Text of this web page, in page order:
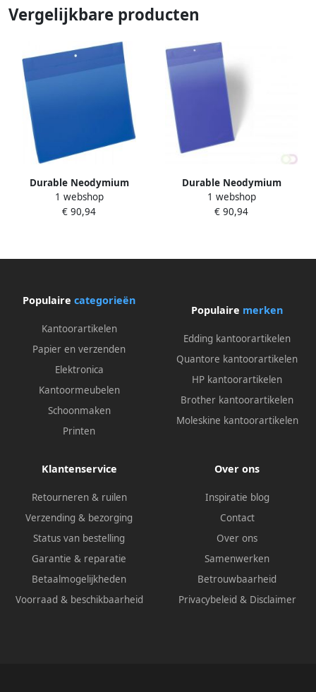
Vergelijkbare producten
Durable Neodymium
magnetische documenthoes
A4 liggend formaat
1 webshop
€ 90,94
Durable Neodymium
magnetische documenthoes
A4 staand formaat
1 webshop
€ 90,94
Populaire categorieën
Kantoorartikelen
Papier en verzenden
Elektronica
Kantoormeubelen
Schoonmaken
Printen
Populaire merken
Edding kantoorartikelen
Quantore kantoorartikelen
HP kantoorartikelen
Brother kantoorartikelen
Moleskine kantoorartikelen
Klantenservice
Retourneren & ruilen
Verzending & bezorging
Status van bestelling
Garantie & reparatie
Betaalmogelijkheden
Voorraad & beschikbaarheid
Over ons
Inspiratie blog
Contact
Over ons
Samenwerken
Betrouwbaarheid
Privacybeleid & Disclaimer